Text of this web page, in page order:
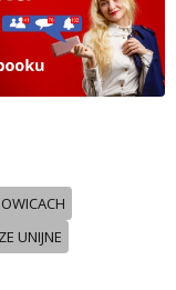
UNIJNE